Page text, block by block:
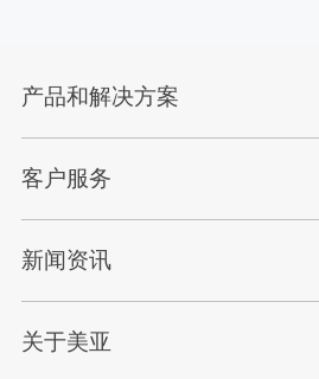
产品和解决方案
客户服务
新闻资讯
关于美亚